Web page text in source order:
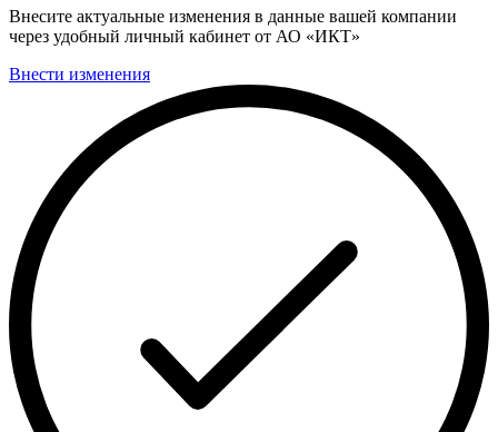
Внесите актуальные изменения в данные вашей компании
через удобный личный кабинет от АО «ИКТ»
Внести изменения